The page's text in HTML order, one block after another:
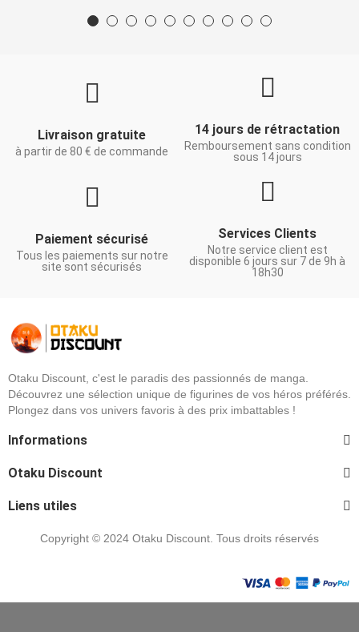
Livraison gratuite
à partir de 80 € de commande
14 jours de rétractation
Remboursement sans condition
sous 14 jours
Paiement sécurisé
Tous les paiements sur notre
site sont sécurisés
Services Clients
Notre service client est
disponible 6 jours sur 7 de 9h à
18h30
Otaku Discount, c'est le paradis des passionnés de manga.
Découvrez une sélection unique de figurines de vos héros préférés.
Plongez dans vos univers favoris à des prix imbattables !
Informations
Otaku Discount
Liens utiles
Copyright © 2024 Otaku Discount. Tous droits réservés